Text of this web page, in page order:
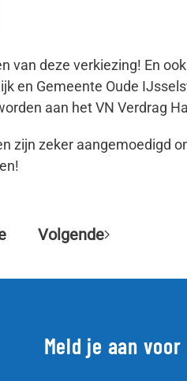
van deze verkiezing! En
en Gemeente Oude
aan het VN Verdrag
zijn zeker aangemoedigd
Volgende
Meld je aan